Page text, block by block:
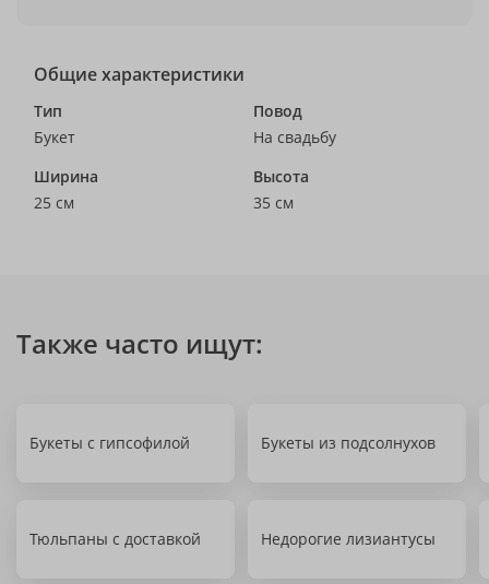
Общие характеристики
Тип
Букет
Повод
На свадьбу
Ширина
25 см
Высота
35 см
Также часто ищут:
Букеты с гипсофилой Букеты из подсолнухов
Тюльпаны с доставкой Недорогие лизиантусы